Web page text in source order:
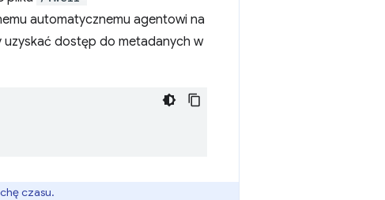
automatycznemu agentowi na
uzyskać dostęp do metadanych w
czasu.